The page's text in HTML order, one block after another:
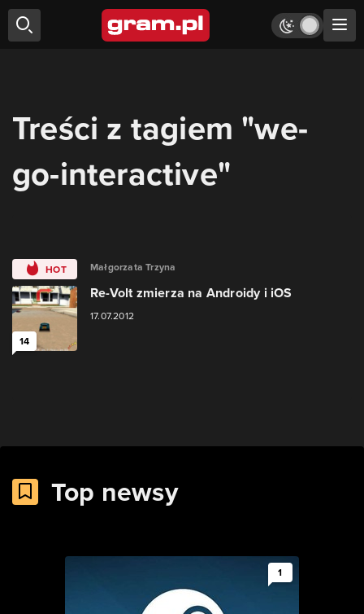
Treści z tagiem "we-
go-interactive"
HOT
14
Małgorzata Trzyna
Re-Volt zmierza na Androidy i iOS
17.07.2012
Top newsy
1